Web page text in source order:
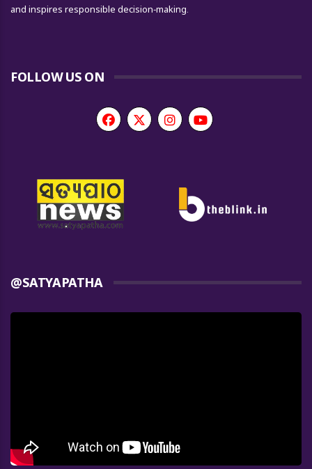
and inspires responsible decision-making.
FOLLOW US ON
@SATYAPATHA